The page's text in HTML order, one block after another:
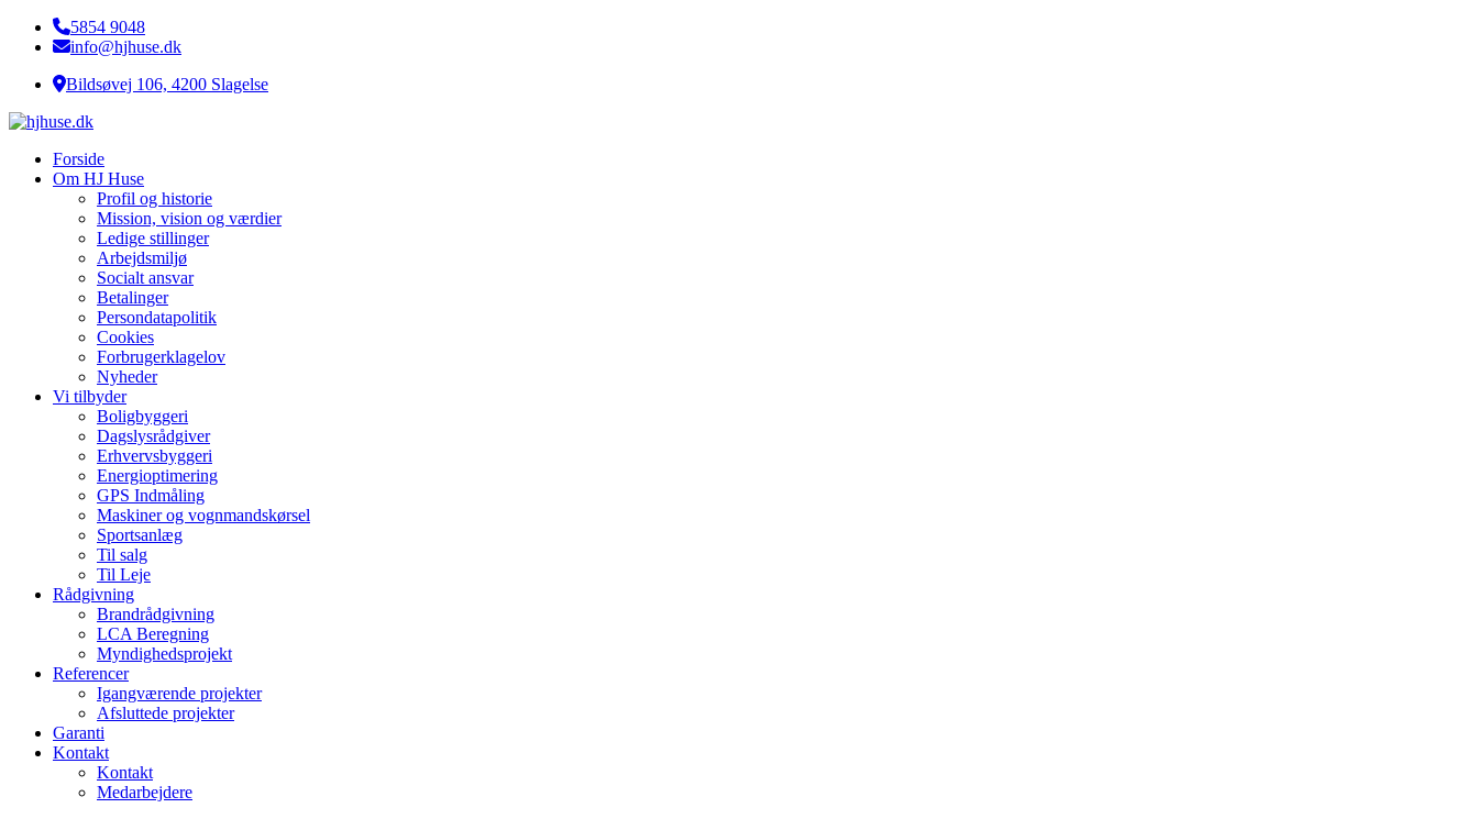
5854 9048
info@hjhuse.dk
Bildsøvej 106, 4200 Slagelse
Forside
Om HJ Huse
Profil og historie
Mission, vision og værdier
Ledige stillinger
Arbejdsmiljø
Socialt ansvar​
Betalinger
Persondatapolitik
Cookies
Forbrugerklagelov
Nyheder
Vi tilbyder
Boligbyggeri
Dagslysrådgiver
Erhvervsbyggeri
Energioptimering
GPS Indmåling
Maskiner og vognmandskørsel
Sportsanlæg
Til salg
Til Leje
Rådgivning
Brandrådgivning
LCA Beregning
Myndighedsprojekt
Referencer
Igangværende projekter
Afsluttede projekter
Garanti
Kontakt
Kontakt
Medarbejdere